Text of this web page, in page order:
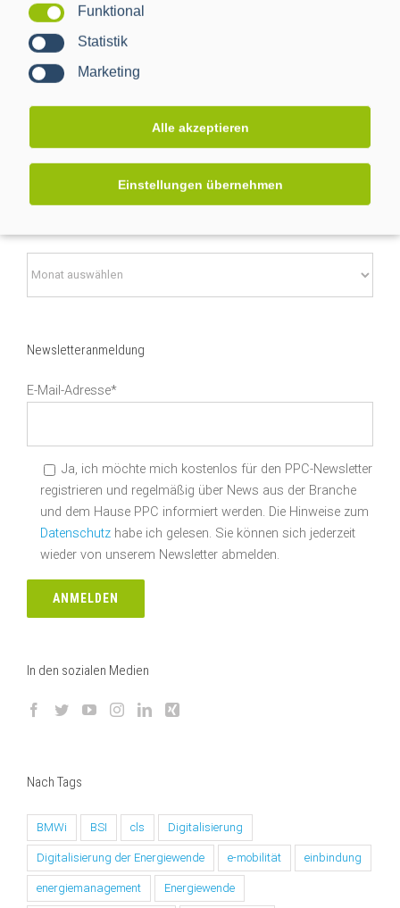
Funktional
Statistik
Marketing
Alle akzeptieren
Einstellungen übernehmen
Innovationsprojekte
Smart Grid
Smart Metering
Datum
Newsletteranmeldung
E-Mail-Adresse*
Ja, ich möchte mich kostenlos für den PPC-Newsletter
registrieren und regelmäßig über News aus der Branche
und dem Hause PPC informiert werden. Die Hinweise zum
Datenschutzhabe ich gelesen. Sie können sich jederzeit
wieder von unserem Newsletter abmelden.
In den sozialen Medien
Nach Tags
BMWi BSI cls Digitalisierung
Digitalisierung der Energiewende e-mobilität einbindung
energiemanagement Energiewende